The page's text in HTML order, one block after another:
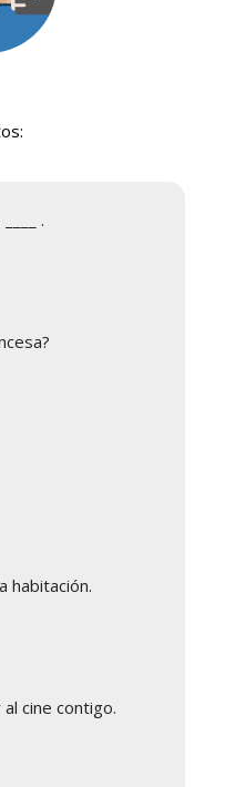
.
habitación.
al cine contigo.